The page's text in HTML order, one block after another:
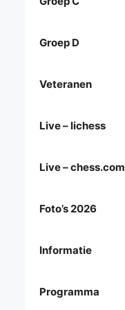
Groep D
Veteranen
Live – lichess
Live – chess.com
Foto’s 2026
Informatie
Programma